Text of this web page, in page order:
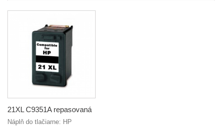
21XL C9351A repasovaná
Náplň do tlačiarne: HP